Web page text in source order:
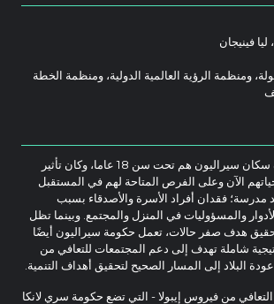
فينيجان
ومنظمة الرؤية العالمية الدولية، ومنظمة الخطة
ما يقرب من نصف سكان سيراليون هم تحت سن 18 عاما، وكان تأثير
حياتهم الآن وعلى الفرص المتاحة لهم في المستقبل
مدرسة؛ فقدان أفراد الأسرة والأصدقاء بسبب
والمسؤوليات في المنزل والمجتمع. وبينما تظل
تحقيق هدف صفر حالات، تعمل حكومة سيراليون أيضًا
شاملة تهدف إلى دعم المجتمعات للتعافي من
البلاد إلى المسار الصحيح لتحقيق أهداف التنمية.
التعافي من فيروس إيبولا - التي تضع حكومة سري لانكا